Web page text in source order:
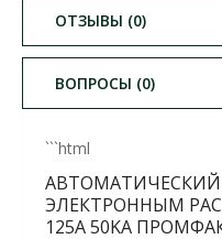
ОТЗЫВЫ (0)
ВОПРОСЫ (0)
```html
ЭЛЕКТРОННЫМ
125A 50KA